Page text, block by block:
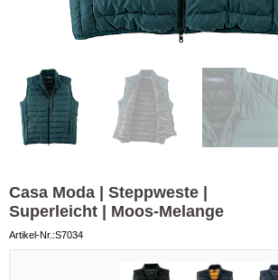
Casa Moda | Steppweste |
Superleicht | Moos-Melange
Artikel-Nr.:S7034